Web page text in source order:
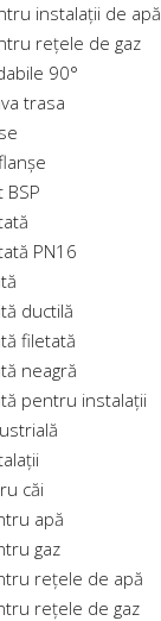
instalații de apă
rețele de gaz
90°
trasa
PN16
ductilă
filetată
neagră
pentru instalații
căi
apă
gaz
rețele de apă
rețele de gaz